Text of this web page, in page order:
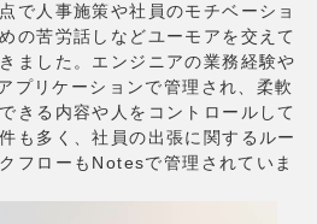
で人事施策や社員のモチベーショ
の苦労話しなどユーモアを交えて
ました。エンジニアの業務経験や
プリケーションで管理され、柔軟
きる内容や人をコントロールして
も多く、社員の出張に関するルー
フローもNotesで管理されていま